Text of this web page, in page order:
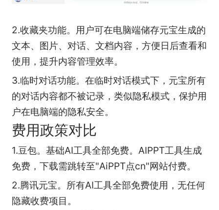
2.收藏夹功能。用户可在电脑端储存元宝生成的
文本、图片、对话、文档内容，方便日后查看和
使用，提升内容管理效率。
3.临时对话功能。在临时对话模式下，元宝所有
的对话内容都不被记录，类似隐私模式，保护用
户在电脑端的隐私安全。
费用政策对比​
1.豆包​。基础AI工具全部免费​。AIPPT工具生成
免费，下载需跳转至"AiPPT点cn"网站付费​。
2.腾讯元宝​。所有AI工具全部免费使用​，无任何
隐藏收费项目。